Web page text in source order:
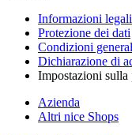
Informazioni
Protezione dei dati
Condizioni
Dichiarazione di
Impostazioni sulla
Azienda
Altri nice Shops